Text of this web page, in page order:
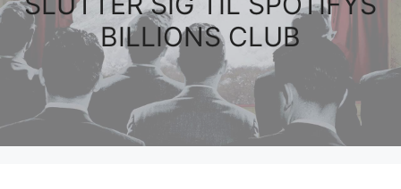
BILLIONS CLUB